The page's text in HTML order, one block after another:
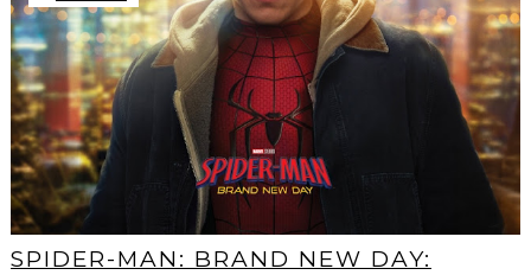
SPIDER-MAN: BRAND NEW DAY: